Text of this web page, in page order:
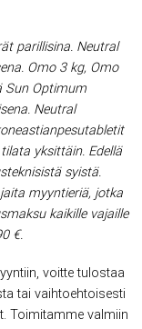
parillisina. Neutral
Omo 3 kg, Omo
Sun Optimum
Neutral
yksittäin. Edellä
syistä.
myyntieriä, jotka
kaikille vajaille
€.
voitte tulostaa
tai vaihtoehtoisesti
Toimitamme valmiin